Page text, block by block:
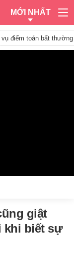
MỚI NHẤT
vụ điểm toán bất
giật
khi biết sự